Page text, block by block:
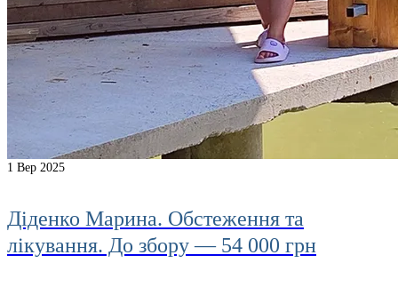
1 Вер 2025
Діденко Марина. Обстеження та
лікування. До збору — 54 000 грн